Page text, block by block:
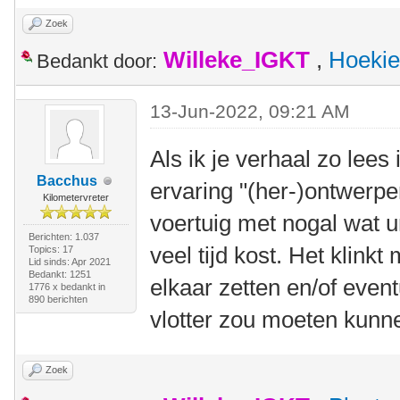
Zoek
Bedankt door: Willeke_IGKT , Hoekie
Bacchus
Kilometervreter
Berichten: 1.037
Topics: 17
Lid sinds: Apr 2021
Bedankt: 1251
1776 x bedankt in
890 berichten
13-Jun-2022, 09:21 AM
Als ik je verhaal zo lees
ervaring "(her-
voertuig met nogal wat
veel tijd kost. Het klinkt
elkaar zetten en/of
vlotter zou moeten
Zoek